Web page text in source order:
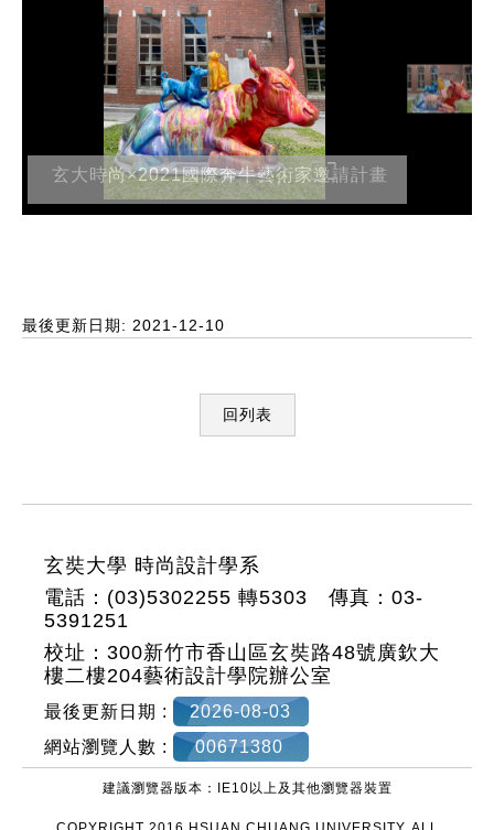
玄大時尚×2021國際奔牛藝術家邀請計畫
最後更新日期: 2021-12-10
回列表
玄奘大學 時尚設計學系
電話：(03)5302255 轉5303 傳真：03-
5391251
校址：300新竹市香山區玄奘路48號廣欽大
樓二樓204藝術設計學院辦公室
最後更新日期 :
2026-08-03
網站瀏覽人數 :
00671380
建議瀏覽器版本：IE10以上及其他瀏覽器裝置